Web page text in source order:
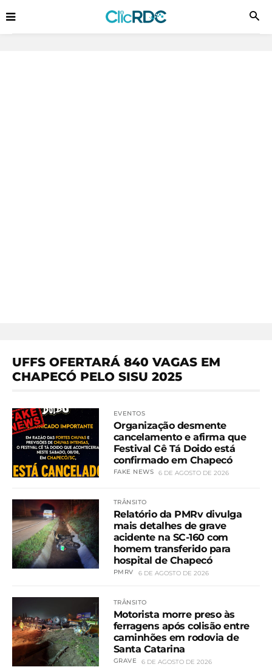
UFFS OFERTARÁ 840 VAGAS EM
CHAPECÓ PELO SISU 2025
EVENTOS
Organização desmente
cancelamento e afirma que
Festival Cê Tá Doido está
confirmado em Chapecó
FAKE NEWS 6 DE AGOSTO DE 2026
TRÂNSITO
Relatório da PMRv divulga
mais detalhes de grave
acidente na SC-160 com
homem transferido para
hospital de Chapecó
PMRV 6 DE AGOSTO DE 2026
TRÂNSITO
Motorista morre preso às
ferragens após colisão entre
caminhões em rodovia de
Santa Catarina
GRAVE 6 DE AGOSTO DE 2026